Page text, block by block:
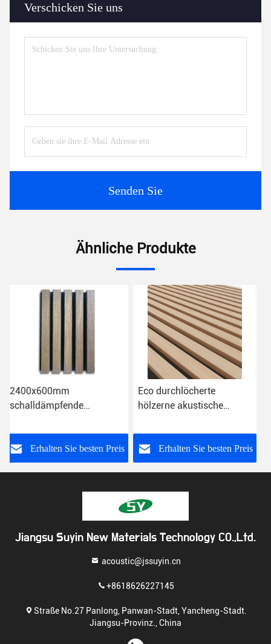
Verschicken Sie uns
Senden Sie
Ähnliche Produkte
Eco durchlöcherte
hölzerne akustische
Oberfläche der Platten-
21mmErhalten Sie besten Preis
MDF STREICHELN
dekorative akustische
Erhalten Sie besten Preis
Jiangsu Suyin New Materials Technology CO.,Ltd.
acoustic@jssuyin.cn
+8618626227145
Straße No.27 Panlong, Panwan-Stadt, Yancheng-Stadt.
Jiangsu-Provinz., China